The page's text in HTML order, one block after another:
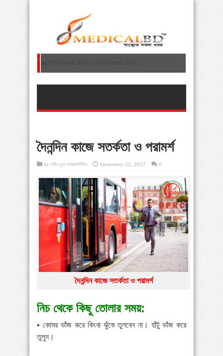
»
ধর্ম মন্ত্রণালয়ের
শিশুদের শরীরব্যথা: গ্রোইং পেইন থেকে ভারী স্কুলব্যাগ—
সচেতনতা জরুরি
»স্ট্রোকের যত কারণ ও জটিলতার চিকিৎসা
» ঘাড়ের হাড় ক্ষয় রোগের বিজ্ঞান ভিত্তিক চিকিৎসা
পায়ের পাতা ব্যথার যত কারণ ও সমাধান
বাংলাদেশে বাড়ছে মায়েলোমা রোগী—সমাধানে বিশেষজ্ঞদের
কর্মশালা
দৈনন্দিন কাজে সতর্কতা ও পরামর্শ
in পেইন এন্ড প্যারালাইসিস November 22, 2017 0
দৈনন্দিন কাজে সতর্কতা ও পরামর্শ
নিচ থেকে কিছু তোলার সময়:
• কোমর ভাঁজ করে কিংবা ঝুঁকে তুলবেন না। হাঁটু ভাঁজ করে
তুলুন।